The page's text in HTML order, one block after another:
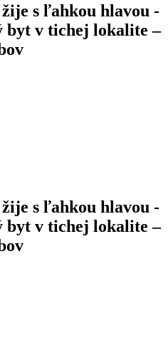
s ľahkou hlavou -
byt v tichej lokalite –
s ľahkou hlavou -
byt v tichej lokalite –